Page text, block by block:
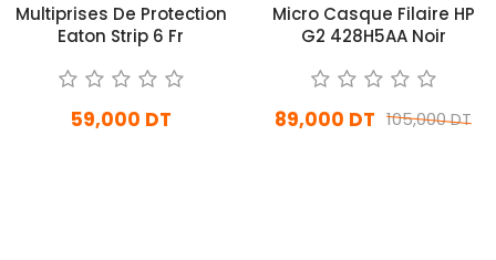
Multiprises De Protection
Eaton Strip 6 Fr
59,000 DT
Micro Casque Filaire HP
G2 428H5AA Noir
105,000 DT
89,000 DT